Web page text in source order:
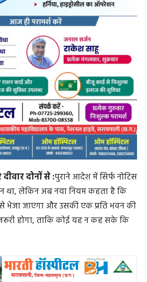
दोनों से :पुराने आदेश में सिर्फ नोटिस
था, लेकिन अब नया नियम कहता है कि
से भेजा जाएगा और उसकी एक प्रति भवन की
होगा, ताकि कोई यह न कह सके कि